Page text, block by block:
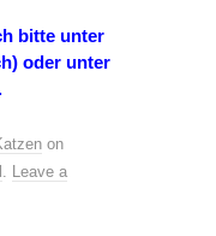
bitte unter
oder unter
on
. Leave a